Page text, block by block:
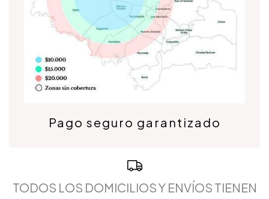
Pago seguro garantizado
TODOS LOS DOMICILIOS Y ENVÍOS TIENEN